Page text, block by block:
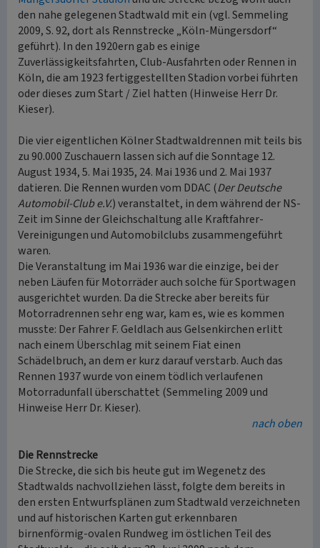
den nahe gelegenen Stadtwald mit ein (vgl. Semmeling
2009, S. 92, dort als Rennstrecke „Köln-Müngersdorf“
geführt). In den 1920ern gab es einige
Zuverlässigkeitsfahrten, Club-Ausfahrten oder Rennen in
Köln, die am 1923 fertiggestellten Stadion vorbei führten
oder dieses zum Start / Ziel hatten (Hinweise Herr Dr.
Kieser).
Die vier eigentlichen Kölner Stadtwaldrennen mit teils bis
zu 90.000 Zuschauern lassen sich auf die Sonntage 12.
August 1934, 5. Mai 1935, 24. Mai 1936 und 2. Mai 1937
datieren. Die Rennen wurden vom DDAC (Der Deutsche
Automobil-Club e.V.) veranstaltet, in dem während der NS-
Zeit im Sinne der Gleichschaltung alle Kraftfahrer-
Vereinigungen und Automobilclubs zusammengeführt
waren.
Die Veranstaltung im Mai 1936 war die einzige, bei der
neben Läufen für Motorräder auch solche für Sportwagen
ausgerichtet wurden. Da die Strecke aber bereits für
Motorradrennen sehr eng war, kam es, wie es kommen
musste: Der Fahrer F. Geldlach aus Gelsenkirchen erlitt
nach einem Überschlag mit seinem Fiat einen
Schädelbruch, an dem er kurz darauf verstarb. Auch das
Rennen 1937 wurde von einem tödlich verlaufenen
Motorradunfall überschattet (Semmeling 2009 und
Hinweise Herr Dr. Kieser).
nach oben
Die Rennstrecke
Die Strecke, die sich bis heute gut im Wegenetz des
Stadtwalds nachvollziehen lässt, folgte dem bereits in
den ersten Entwurfsplänen zum Stadtwald verzeichneten
und auf historischen Karten gut erkennbaren
birnenförmig-ovalen Rundweg im östlichen Teil des